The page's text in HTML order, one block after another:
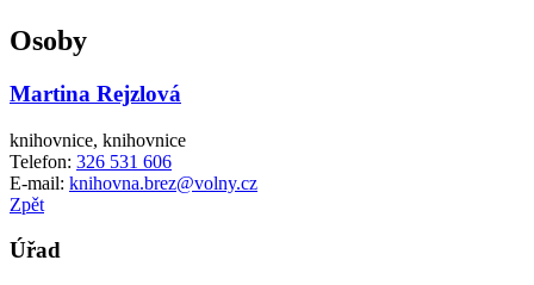
Osoby
Martina Rejzlová
knihovnice, knihovnice
Telefon: 326 531 606
E-mail: knihovna.brez@volny.cz
Zpět
Úřad